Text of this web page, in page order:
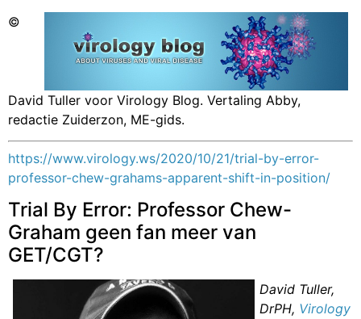
©
David Tuller voor Virology Blog. Vertaling Abby,
redactie Zuiderzon, ME-gids.
https://www.virology.ws/2020/10/21/trial-by-error-
professor-chew-grahams-apparent-shift-in-position/
Trial By Error: Professor Chew-
Graham geen fan meer van
GET/CGT?
David Tuller,
DrPH, Virology